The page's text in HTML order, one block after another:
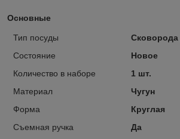
Основные
Тип посуды
Состояние
Новое
Количество в наборе
1 шт.
Материал
Чугун
Форма
Круглая
Съемная ручка
Да